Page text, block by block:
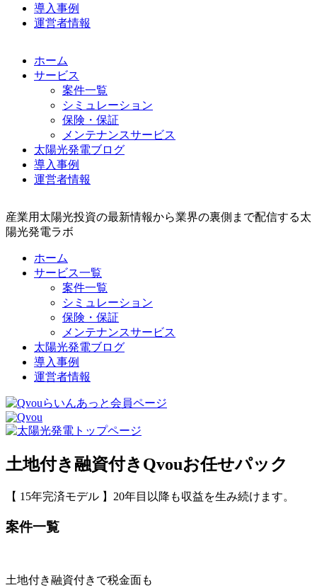
導入事例
運営者情報
ホーム
サービス
案件一覧
シミュレーション
保険・保証
メンテナンスサービス
太陽光発電ブログ
導入事例
運営者情報
産業用太陽光投資の最新情報から業界の裏側まで配信する太
陽光発電ラボ
ホーム
サービス一覧
案件一覧
シミュレーション
保険・保証
メンテナンスサービス
太陽光発電ブログ
導入事例
運営者情報
土地付き融資付きQvouお任せパック
【 15年完済モデル 】20年目以降も収益を生み続けます。
案件一覧
土地付き融資付きで税金面も